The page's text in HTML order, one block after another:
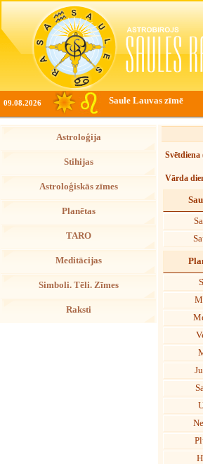
09.08.2026 Saule Lauvas zīmē
Astroloģija
Stihijas
Astroloģiskās zīmes
Planētas
TARO
Meditācijas
Simboli. Tēli. Zīmes
Raksti
Svētdiena
Vārda